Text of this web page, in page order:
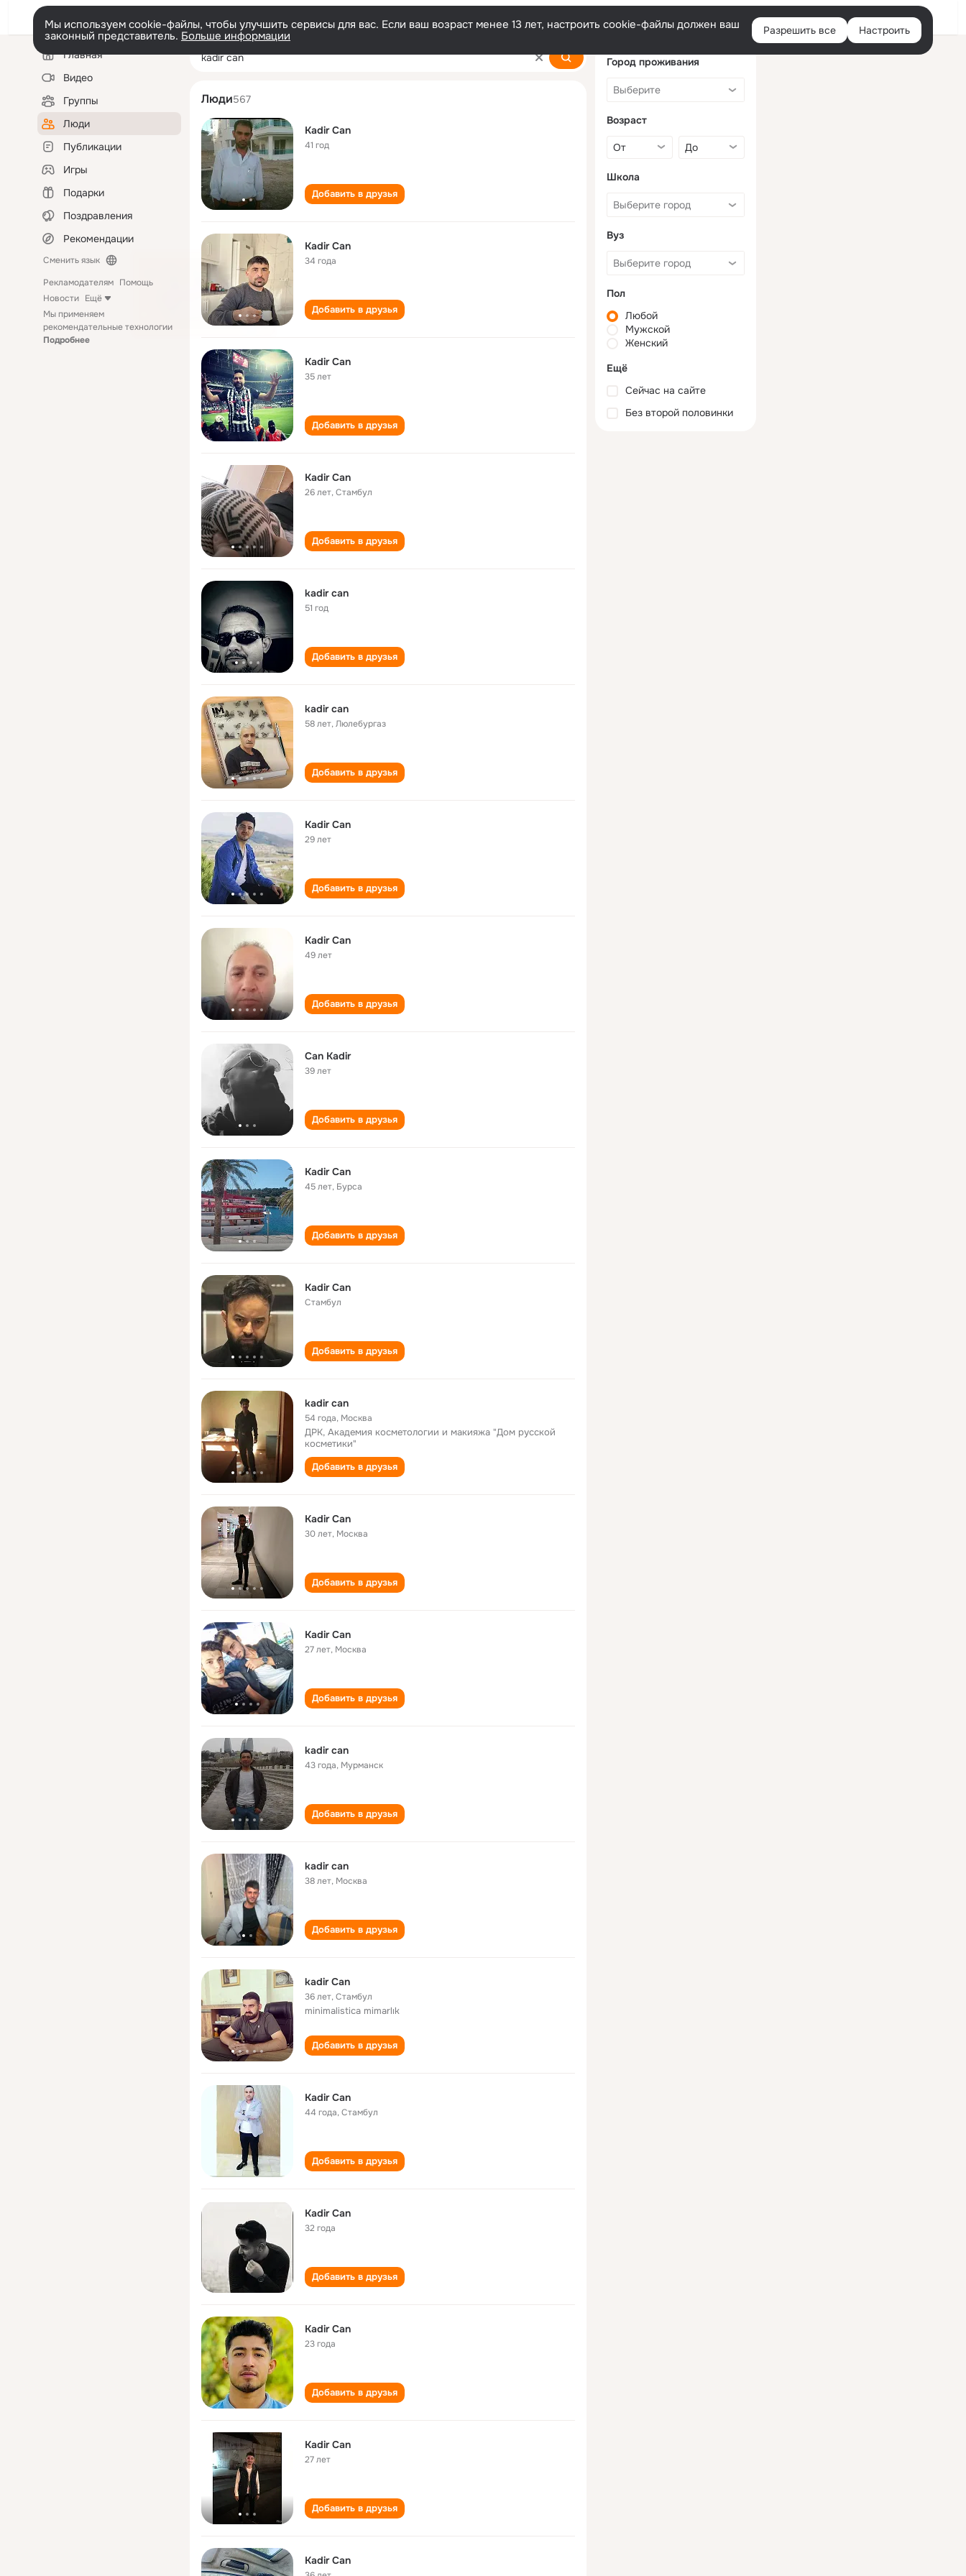
Войти
Мы используем cookie-файлы, чтобы улучшить сервисы для вас. Если ваш возраст менее 13 лет, настроить cookie-файлы должен ваш
законный представитель. Больше информации Разрешить все Настроить
Левая
колонкаГлавная
Видео
Группы
Люди
Публикации
Игры
Подарки
Поздравления
Рекомендации
Сменить язык
Рекламодателям Помощь
Новости Ещё
Мы применяем
рекомендательные технологии
Подробнее
kadir can
Люди567
Kadir Can
41 год
Добавить в друзья
Kadir Can
34 года
Добавить в друзья
Kadir Can
35 лет
Добавить в друзья
Kadir Can
26 лет,Стамбул
Добавить в друзья
kadir can
51 год
Добавить в друзья
kadir can
58 лет,Люлебургаз
Добавить в друзья
Kadir Can
29 лет
Добавить в друзья
Kadir Can
49 лет
Добавить в друзья
Can Kadir
39 лет
Добавить в друзья
Kadir Can
45 лет, Бурса
Добавить в друзья
Kadir Can
Стамбул
Добавить в друзья
kadir can
54 года, Москва
ДРК, Академия косметологии и макияжа "Дом русской
косметики"
Добавить в друзья
Kadir Can
30 лет, Москва
Добавить в друзья
Kadir Can
27 лет, Москва
Добавить в друзья
kadir can
43 года, Мурманск
Добавить в друзья
kadir can
38 лет, Москва
Добавить в друзья
kadir Can
36 лет,Стамбул
minimalistica mimarlık
Добавить в друзья
Kadir Can
44 года,Стамбул
Добавить в друзья
Kadir Can
32 года
Добавить в друзья
Kadir Can
23 года
Добавить в друзья
Kadir Can
27 лет
Добавить в друзья
Kadir Can
Город проживания
Возраст
Школа
Вуз
Пол
Любой
Мужской
Женский
Ещё
Сейчас на сайте
Без второй половинки